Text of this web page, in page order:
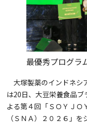
最優秀プログラ
大塚製薬のインドネシ
は20日、大豆栄養食品
よる第４回「ＳＯＹＪＯ
（ＳＮＡ）２０２６」